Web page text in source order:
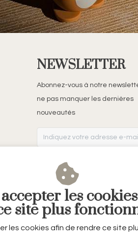
NEWSLETTER
Abonnez-vous à notre
ne pas manquer les dernières
nouveautés
S'ABONNER
les
site plus
les cookies afin de rendre ce site